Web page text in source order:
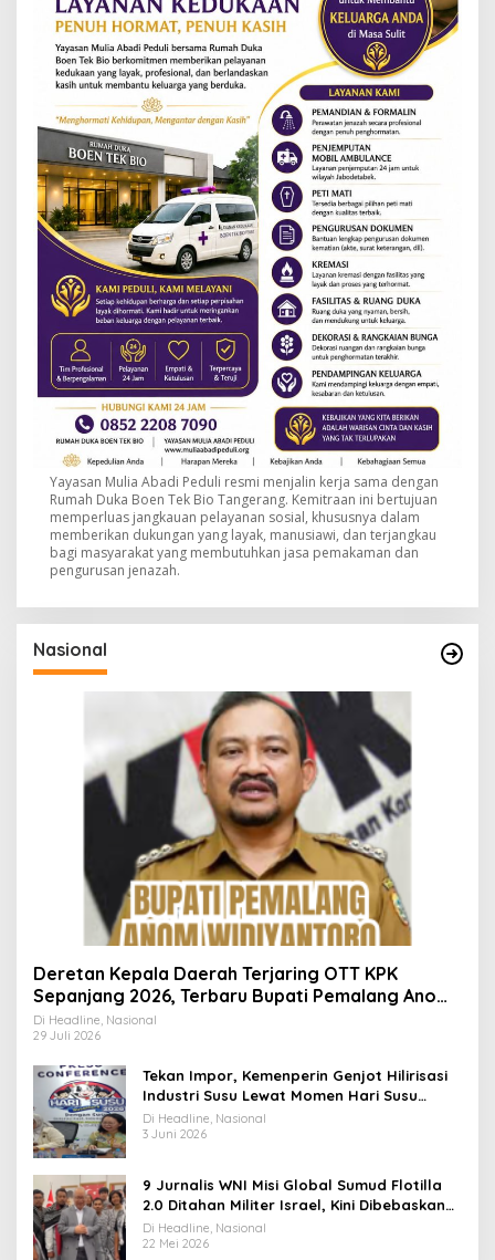
Yayasan Mulia Abadi Peduli resmi menjalin kerja sama dengan
Rumah Duka Boen Tek Bio Tangerang. Kemitraan ini bertujuan
memperluas jangkauan pelayanan sosial, khususnya dalam
memberikan dukungan yang layak, manusiawi, dan terjangkau
bagi masyarakat yang membutuhkan jasa pemakaman dan
pengurusan jenazah.
Nasional
Deretan Kepala Daerah Terjaring OTT KPK
Sepanjang 2026, Terbaru Bupati Pemalang Anom
Widiyantoro
Di Headline, Nasional
29 Juli 2026
Tekan Impor, Kemenperin Genjot Hilirisasi
Industri Susu Lewat Momen Hari Susu
Nusantara 2026
Di Headline, Nasional
3 Juni 2026
9 Jurnalis WNI Misi Global Sumud Flotilla
2.0 Ditahan Militer Israel, Kini Dibebaskan
dan Dievakuasi ke Istanbul
Di Headline, Nasional
22 Mei 2026